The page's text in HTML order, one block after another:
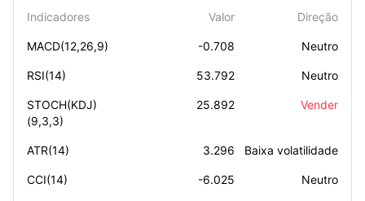
Indicadores Valor Direção
MACD(12,26,9) -0.708 Neutro
RSI(14) 53.792 Neutro
STOCH(KDJ)
(9,3,3)
25.892 Vender
ATR(14) 3.296 Baixa volatilidade
CCI(14) -6.025 Neutro